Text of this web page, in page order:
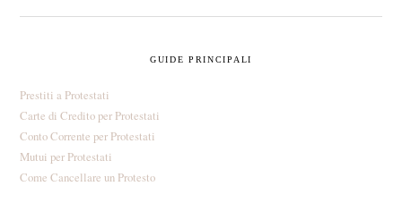
SIDEBAR
GUIDE PRINCIPALI
Prestiti a Protestati
Carte di Credito per Protestati
Conto Corrente per Protestati
Mutui per Protestati
Come Cancellare un Protesto